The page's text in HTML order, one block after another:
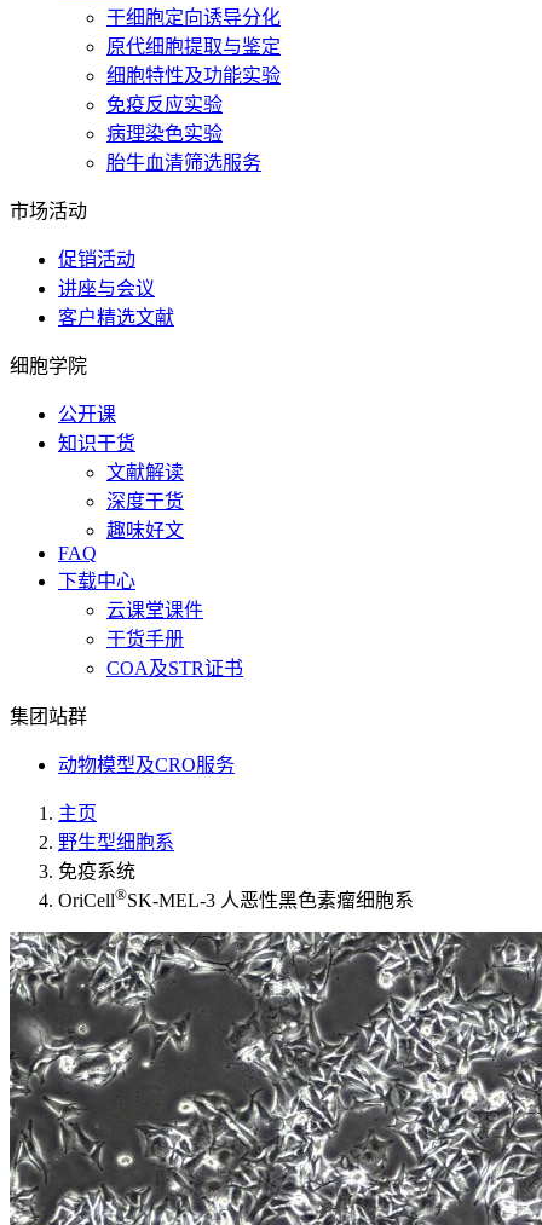
干细胞定向诱导分化
原代细胞提取与鉴定
细胞特性及功能实验
免疫反应实验
病理染色实验
胎牛血清筛选服务
市场活动
促销活动
讲座与会议
客户精选文献
细胞学院
公开课
知识干货
文献解读
深度干货
趣味好文
FAQ
下载中心
云课堂课件
干货手册
COA及STR证书
集团站群
动物模型及CRO服务
主页
野生型细胞系
免疫系统
OriCell®SK-MEL-3 人恶性黑色素瘤细胞系